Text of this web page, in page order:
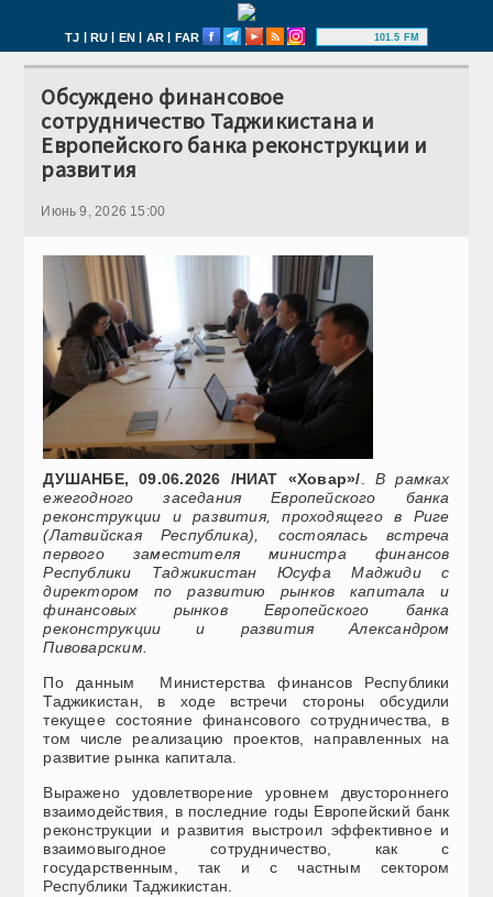
TJ | RU | EN | AR | FAR 101.5 FM
Обсуждено финансовое
сотрудничество Таджикистана и
Европейского банка реконструкции и
развития
Июнь 9, 2026 15:00
ДУШАНБЕ, 09.06.2026 /НИАТ «Ховар»/. В рамках
ежегодного заседания Европейского банка
реконструкции и развития, проходящего в Риге
(Латвийская Республика), состоялась встреча
первого заместителя министра финансов
Республики Таджикистан Юсуфа Маджиди с
директором по развитию рынков капитала и
финансовых рынков Европейского банка
реконструкции и развития Александром
Пивоварским.
По данным Министерства финансов Республики
Таджикистан, в ходе встречи стороны обсудили
текущее состояние финансового сотрудничества, в
том числе реализацию проектов, направленных на
развитие рынка капитала.
Выражено удовлетворение уровнем двустороннего
взаимодействия, в последние годы Европейский банк
реконструкции и развития выстроил эффективное и
взаимовыгодное сотрудничество, как с
государственным, так и с частным сектором
Республики Таджикистан.